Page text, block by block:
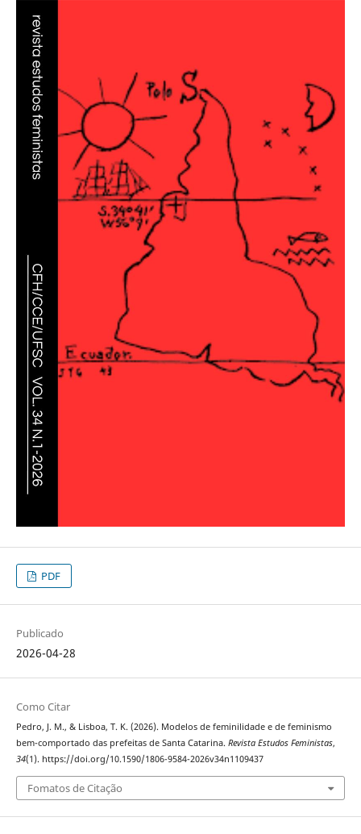
PDF
Publicado
2026-04-28
Como Citar
Pedro, J. M., & Lisboa, T. K. (2026). Modelos de feminilidade e de feminismo
bem-comportado das prefeitas de Santa Catarina. Revista Estudos Feministas,
34(1). https://doi.org/10.1590/1806-9584-2026v34n1109437
Fomatos de Citação